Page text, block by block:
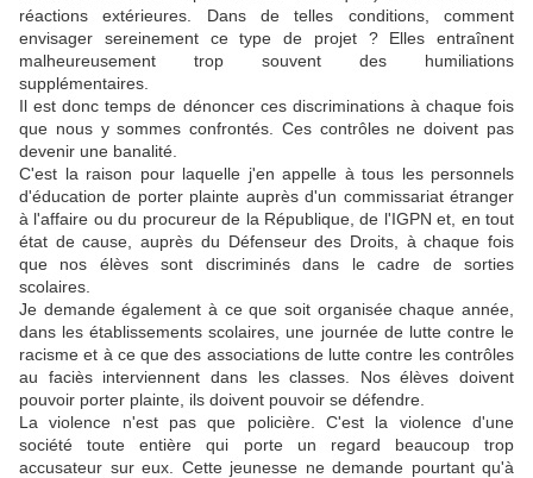
réactions extérieures. Dans de telles conditions, comment
envisager sereinement ce type de projet ? Elles entraînent
malheureusement trop souvent des humiliations
supplémentaires.
Il est donc temps de dénoncer ces discriminations à chaque fois
que nous y sommes confrontés. Ces contrôles ne doivent pas
devenir une banalité.
C'est la raison pour laquelle j'en appelle à tous les personnels
d'éducation de porter plainte auprès d'un commissariat étranger
à l'affaire ou du procureur de la République, de l'IGPN et, en tout
état de cause, auprès du Défenseur des Droits, à chaque fois
que nos élèves sont discriminés dans le cadre de sorties
scolaires.
Je demande également à ce que soit organisée chaque année,
dans les établissements scolaires, une journée de lutte contre le
racisme et à ce que des associations de lutte contre les contrôles
au faciès interviennent dans les classes. Nos élèves doivent
pouvoir porter plainte, ils doivent pouvoir se défendre.
La violence n'est pas que policière. C'est la violence d'une
société toute entière qui porte un regard beaucoup trop
accusateur sur eux. Cette jeunesse ne demande pourtant qu'à